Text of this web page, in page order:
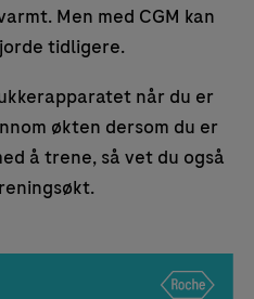
Men med CGM kan
tidligere.
når du er
økten dersom du er
å trene, så vet du også